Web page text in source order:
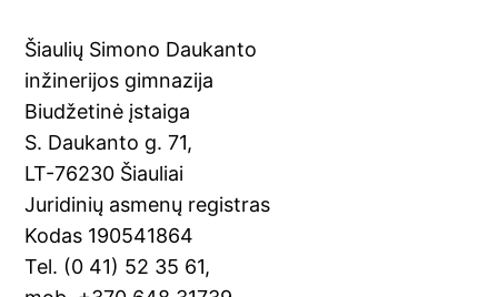
Šiaulių Simono Daukanto
inžinerijos gimnazija
Biudžetinė įstaiga
S. Daukanto g. 71,
LT-76230 Šiauliai
Juridinių asmenų registras
Kodas 190541864
Tel. (0 41) 52 35 61,